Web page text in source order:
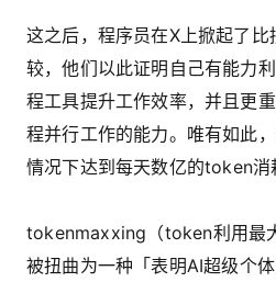
这之后，程序员在X上掀起了
较，他们以此证明自己有能力
程工具提升工作效率，并且更
程并行工作的能力。唯有如此
情况下达到每天数亿的token消
tokenmaxxing（token利用最
被扭曲为一种「表明AI超级个